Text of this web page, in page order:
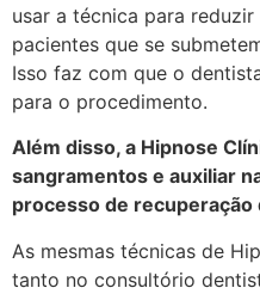
usar a técnica para
pacientes que se
Isso faz com que o
para o procedimento.
Além disso, a Hipnose
sangramentos e auxiliar
processo de recuperação
As mesmas técnicas de
tanto no consultório